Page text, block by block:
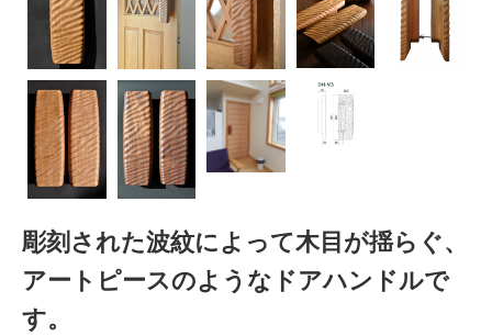
彫刻された波紋によって木目が揺らぐ、
アートピースのようなドアハンドルで
す。